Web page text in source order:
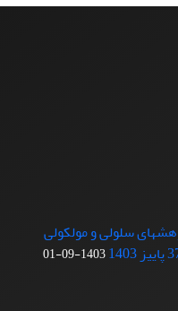
سلولی و مولکولی
1403-09-01